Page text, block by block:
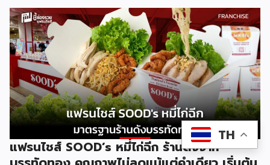
GMF คือการลงทุนที่ไม่สูง ไม่ต้องกังวลเรื่องการคิดสูตรอาหาร
เพราะทุกอย่างมีมาตรฐานจากฟาร์มเฮ้าส์รองรับอยู่แล้ว เหมาะกับ
ผู้ที่อยากมีธุรกิจของตัวเองแต่ไม่มีพื้นฐานด้านการทำอาหาร รู้จัก
Good Morning Farmhouse ก่อนตัดสินใจ Good Morning
Farmhouse เป็นโครงการแฟรนไชส์ภายใต้บริษัทฟาร์มเฮ้าส์ ที่
เปิดโอกาสให้ผู้สนใจมีธุรกิจเป็นของตัวเอง ประกอบการได้ในเวลา
สั้นๆ โดยผู้ร่วมค้าจะได้รับสิทธิ์พิเศษในการซื้อส่วนผสมแซนด์วิช
สูตรเฉพาะจากฟาร์มเฮ้าส์โดยตรง พร้อมการสนับสนุนด้าน
อุปกรณ์ วัตถุดิบ และการอบรมทักษะการทำแซนด์วิชอย่างถูกวิธี
ตามหลักสุขาภิบาลและอนามัย เมนูของแบรนด์มีให้เลือกถึง 8 ไส้
ได้แก่ แซนด์วิชโฮลวีตไส้แฮมหมูหยอง ไส้แฮม ไส้ปูอัด ไส้ไข่ดาว
แฟรนไชส์ SOOD’s หมี่ไก่ฉีก ร้านดังจาก
TH